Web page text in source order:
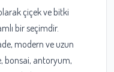
çiçek ve bitki
bir seçimdir.
modern ve uzun
bonsai, antoryum,